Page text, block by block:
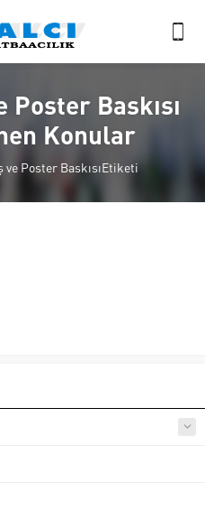
Baskısı
Konular
Poster BaskısıEtiketi